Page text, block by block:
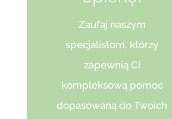
Zaufaj naszym
specjalistom, którzy
zapewnią Ci
kompleksową pomoc
dopasowaną do Twoich